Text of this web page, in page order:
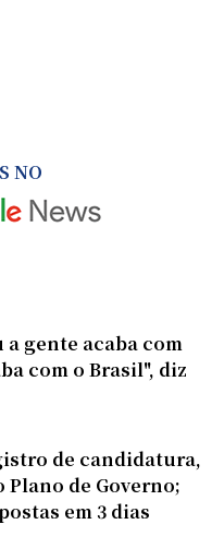
NO
gente acaba com
com o Brasil", diz
de candidatura,
Plano de Governo;
em 3 dias